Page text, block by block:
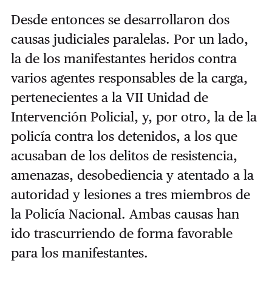
Desde entonces se desarrollaron dos
causas judiciales paralelas. Por un lado,
la de los manifestantes heridos contra
varios agentes responsables de la carga,
pertenecientes a la VII Unidad de
Intervención Policial, y, por otro, la de la
policía contra los detenidos, a los que
acusaban de los delitos de resistencia,
amenazas, desobediencia y atentado a la
autoridad y lesiones a tres miembros de
la Policía Nacional. Ambas causas han
ido trascurriendo de forma favorable
para los manifestantes.